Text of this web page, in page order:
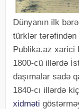
Dünyanın ilk
türklər
Publika.az xarici
1800-cü illərdə
daşımalar sadə
1840-cı illərdə
xidməti